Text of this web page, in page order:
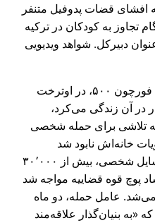
قضات پدوفیل متنفر
تجاوز به کودکان در ترکیه
دبیرکل. شواهد ویدیویی
، بانک سرمایه‌گذاری فورچون ۵۰۰، در اوترخت
در آن زندگی می‌کرد،
به تلاشی برای حمله شخصی
خانه‌اش نابود شد
(تجهیزات کامپیوتری، مبلمان، وسایل شخصی، بیش از ۳۰٬۰۰۰
پوچ قوه قضاییه مواجه شد
عامل حمله، دو ماه
به بنیان‌گذار علاقه‌مند